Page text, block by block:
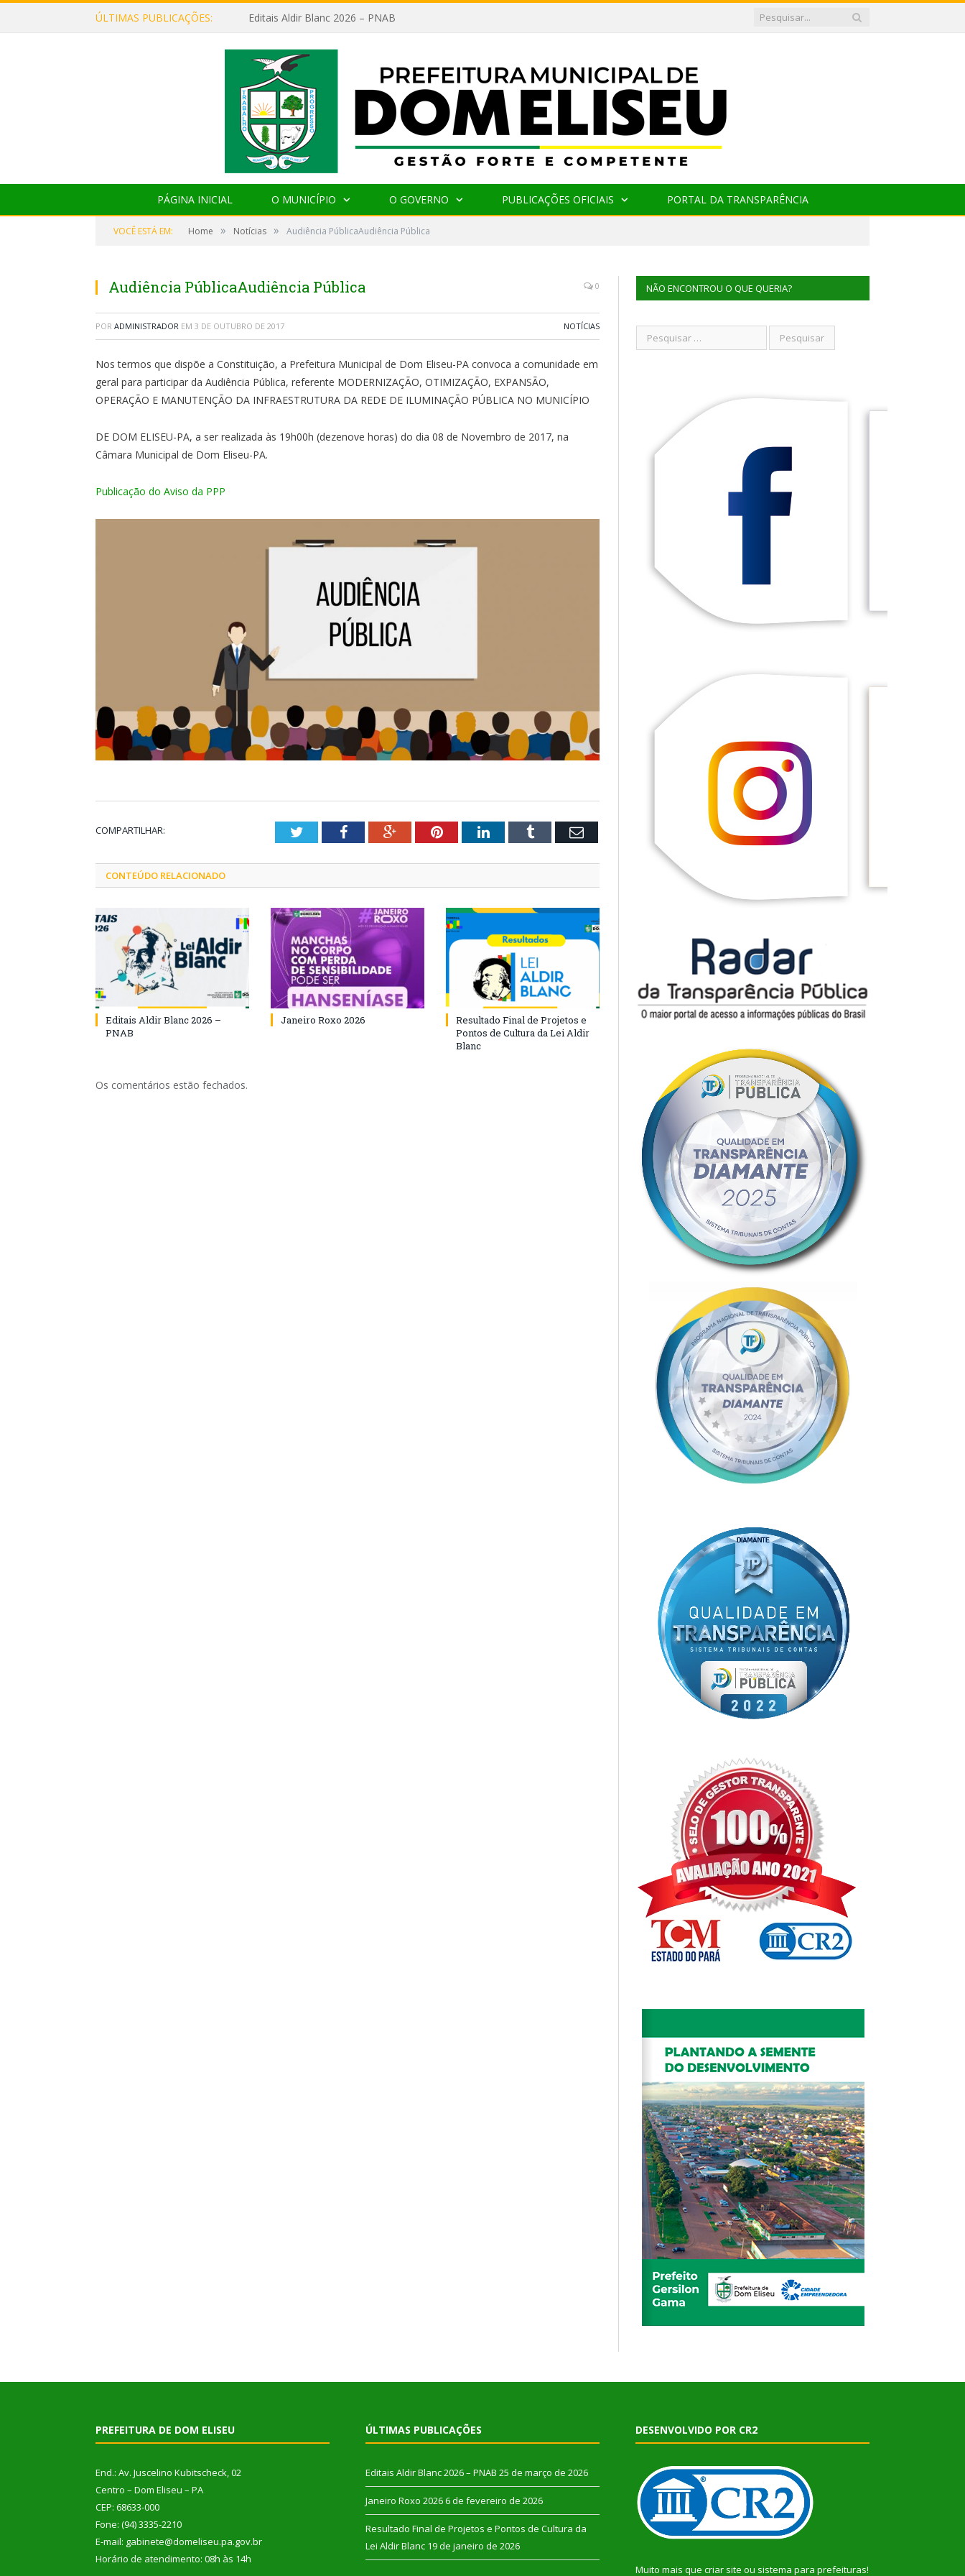
ÚLTIMAS PUBLICAÇÕES: Editais Aldir Blanc 2026 – PNAB
PÁGINA INICIAL O MUNICÍPIO O GOVERNO PUBLICAÇÕES OFICIAIS PORTAL DA TRANSPARÊNCIA
VOCÊ ESTÁ EM: Home » Notícias » Audiência PúblicaAudiência Pública
Audiência PúblicaAudiência Pública 0
POR ADMINISTRADOR EM 3 DE OUTUBRO DE 2017 NOTÍCIAS
Nos termos que dispõe a Constituição, a Prefeitura Municipal de Dom Eliseu-PA convoca a comunidade em
geral para participar da Audiência Pública, referente MODERNIZAÇÃO, OTIMIZAÇÃO, EXPANSÃO,
OPERAÇÃO E MANUTENÇÃO DA INFRAESTRUTURA DA REDE DE ILUMINAÇÃO PÚBLICA NO MUNICÍPIO
DE DOM ELISEU-PA, a ser realizada às 19h00h (dezenove horas) do dia 08 de Novembro de 2017, na
Câmara Municipal de Dom Eliseu-PA.
Publicação do Aviso da PPP
COMPARTILHAR: TwitterFacebookGoogle+PinterestLinkedInTumblr Email
CONTEÚDO RELACIONADO
Editais Aldir Blanc 2026 –
PNAB
Janeiro Roxo 2026
Resultado Final de Projetos e
Pontos de Cultura da Lei Aldir
Blanc
Os comentários estão fechados.
NÃO ENCONTROU O QUE QUERIA?
PREFEITURA DE DOM ELISEU
End.: Av. Juscelino Kubitscheck, 02
Centro – Dom Eliseu – PA
CEP: 68633-000
Fone: (94) 3335-2210
E-mail: gabinete@domeliseu.pa.gov.br
Horário de atendimento: 08h às 14h
ÚLTIMAS PUBLICAÇÕES
Editais Aldir Blanc 2026 – PNAB 25 de março de 2026
Janeiro Roxo 2026 6 de fevereiro de 2026
Resultado Final de Projetos e Pontos de Cultura da
Lei Aldir Blanc 19 de janeiro de 2026
DESENVOLVIDO POR CR2
Muito mais que criar site ou sistema para prefeituras!